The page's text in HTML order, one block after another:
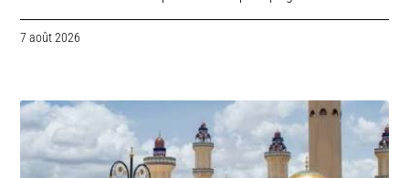
7 août 2026